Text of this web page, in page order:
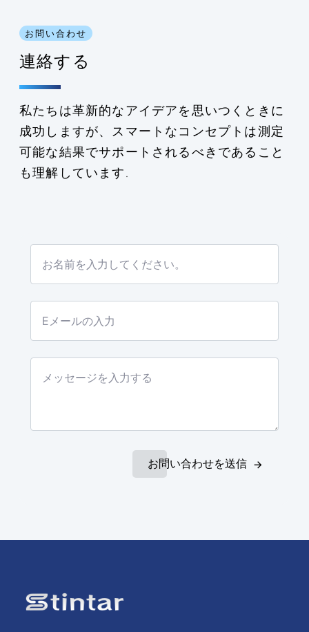
お問い合わせ
連絡する
私たちは革新的なアイデアを思いつくときに
成功しますが、スマートなコンセプトは測定
可能な結果でサポートされるべきであること
も理解しています.
お問い合わせを送信